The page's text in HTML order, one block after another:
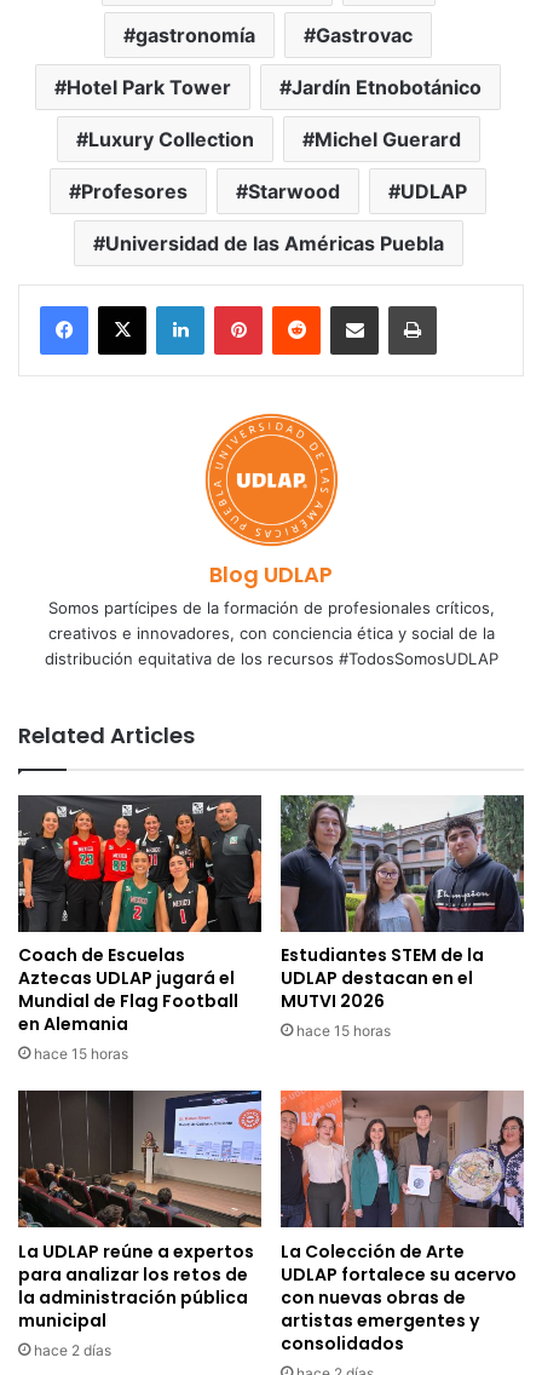
gastronomía Gastrovac
Hotel Park Tower Jardín Etnobotánico
Luxury Collection Michel Guerard
Profesores Starwood UDLAP
Universidad de las Américas Puebla
LinkedInPinterestReddit Share via Email Print
Blog UDLAP
Somos partícipes de la formación de profesionales críticos,
creativos e innovadores, con conciencia ética y social de la
distribución equitativa de los recursos #TodosSomosUDLAP
Related Articles
Coach de Escuelas
Aztecas UDLAP jugará el
Mundial de Flag Football
en Alemania
hace 15 horas
Estudiantes STEM de la
UDLAP destacan en el
MUTVI 2026
hace 15 horas
La UDLAP reúne a expertos
para analizar los retos de
la administración pública
municipal
hace 2 días
La Colección de Arte
UDLAP fortalece su acervo
con nuevas obras de
artistas emergentes y
consolidados